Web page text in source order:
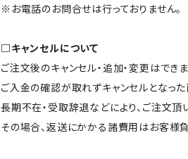
※お電話のお問合せは行っておりません。
□キャンセルについて
ご注文後のキャンセル・追加・変更はできま
ご入金の確認が取れずキャンセルとなっ
長期不在・受取辞退などにより、ご注文
その場合、返送にかかる諸費用はお客様負